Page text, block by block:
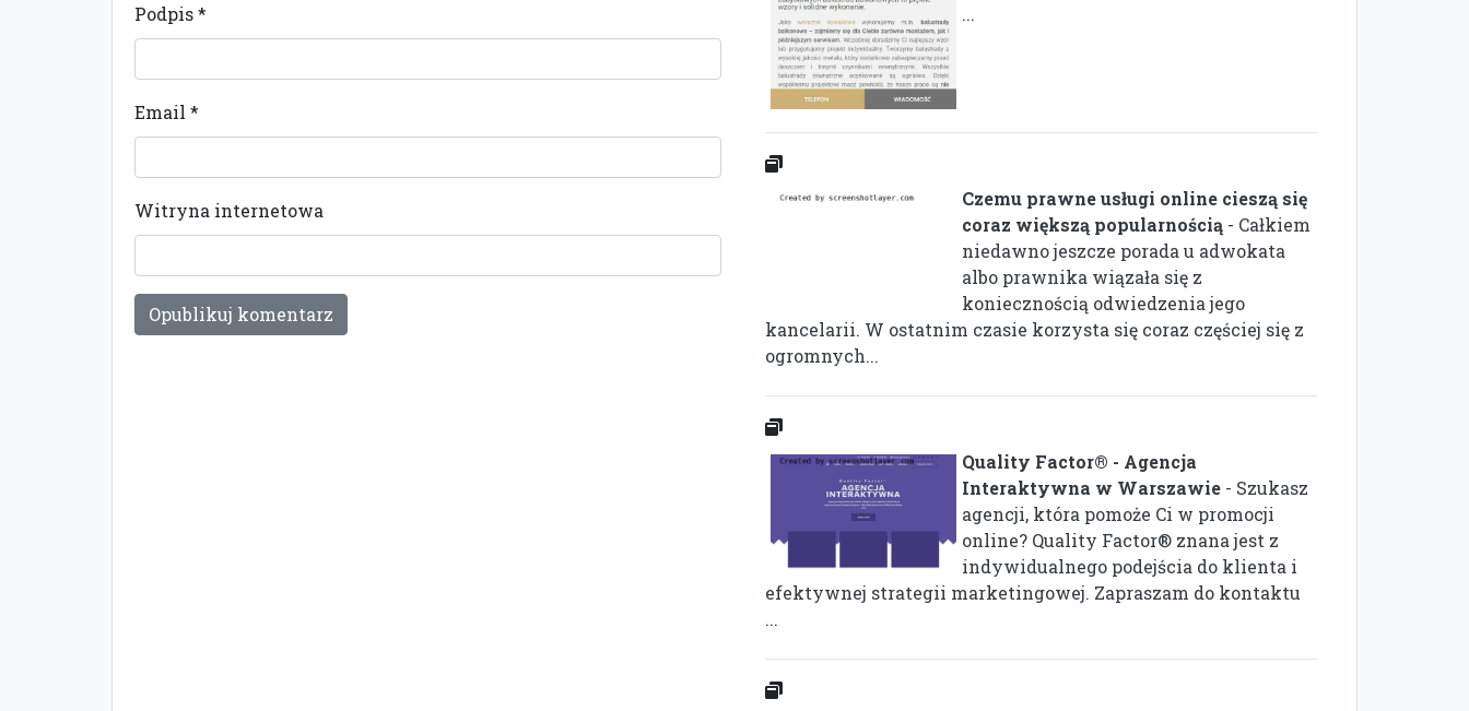
Podpis*
Email *
Witryna internetowa
...
Czemu prawne usługi online cieszą się
coraz większą popularnością - Całkiem
niedawno jeszcze porada u adwokata
albo prawnika wiązała się z
koniecznością odwiedzenia jego
kancelarii. W ostatnim czasie korzysta się coraz częściej się z
ogromnych...
Quality Factor® - Agencja
Interaktywna w Warszawie - Szukasz
agencji, która pomoże Ci w promocji
online? Quality Factor® znana jest z
indywidualnego podejścia do klienta i
efektywnej strategii marketingowej. Zapraszam do kontaktu
...